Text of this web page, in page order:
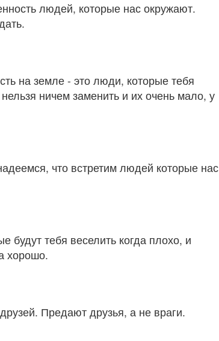
людей, которые нас окружают.
на земле - это люди, которые тебя
ничем заменить и их очень мало, у
что встретим людей которые нас
будут тебя веселить когда плохо, и
хорошо.
Предают друзья, а не враги.